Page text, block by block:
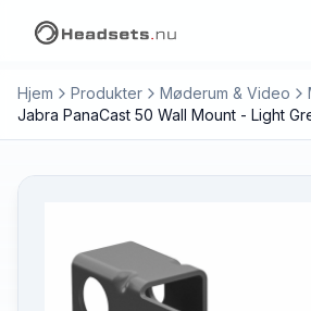
Hjem Produkter Møderum & Video
Jabra PanaCast 50 Wall Mount - Light